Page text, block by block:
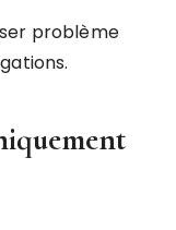
problème